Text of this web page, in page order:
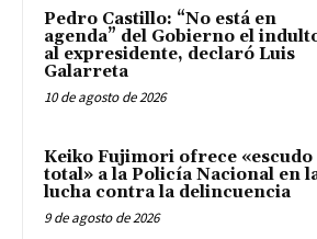
Pedro Castillo: “No está en
agenda” del Gobierno el
al expresidente, declaró Luis
Galarreta
10 de agosto de 2026
Keiko Fujimori ofrece «escudo
total» a la Policía Nacional en
lucha contra la delincuencia
9 de agosto de 2026